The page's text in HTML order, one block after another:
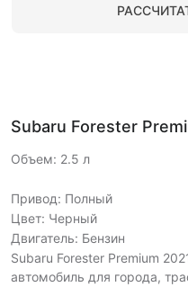
Subaru Forester
Объем: 2.5 л
Привод: Полный
Цвет: Черный
Двигатель: Бензин
Subaru Forester Premium
автомобиль для города,